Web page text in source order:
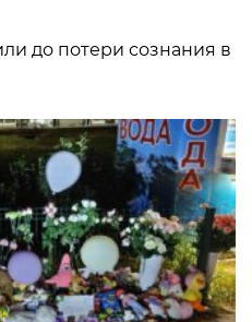
до потери сознания в